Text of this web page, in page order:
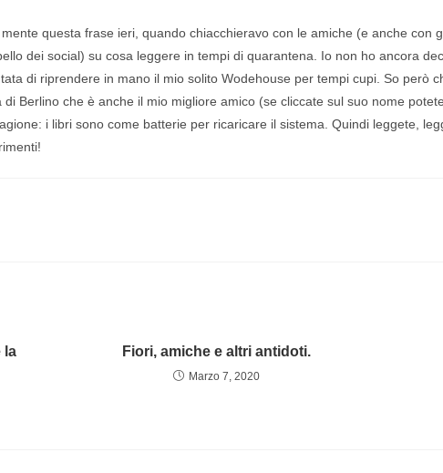
questa frase ieri, quando chiacchieravo con le amiche (e anche con
dei social) su cosa leggere in tempi di quarantena. Io non ho ancora
di riprendere in mano il mio solito Wodehouse per tempi cupi. So però
di Berlino che è anche il mio migliore amico (se cliccate sul suo nome
i libri sono come batterie per ricaricare il sistema. Quindi leggete,
la
Fiori, amiche e altri antidoti.
Marzo 7, 2020